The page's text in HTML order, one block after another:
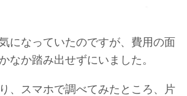
になっていたのですが、費用の面
なか踏み出せずにいました。
、スマホで調べてみたところ、片